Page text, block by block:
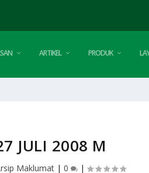
ARTIKEL PRODUK
JULI 2008 M
Maklumat |0 |